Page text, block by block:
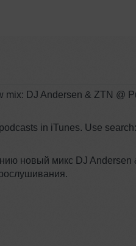
mix: DJ Andersen & ZTN @
in iTunes. Use
новый микс DJ Andersen